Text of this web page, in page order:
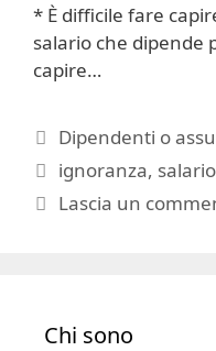
* È difficile fare
salario che dipende
capire…
Categorie
Dipendenti o
Tag
ignoranza, salario
Lascia un
Chi sono